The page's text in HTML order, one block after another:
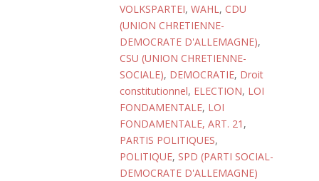
VOLKSPARTEI, WAHL, CDU
(UNION CHRETIENNE-
DEMOCRATE D'ALLEMAGNE),
CSU (UNION CHRETIENNE-
SOCIALE), DEMOCRATIE, Droit
constitutionnel, ELECTION, LOI
FONDAMENTALE, LOI
FONDAMENTALE, ART. 21 ,
PARTIS POLITIQUES,
POLITIQUE, SPD (PARTI SOCIAL-
DEMOCRATE D'ALLEMAGNE)